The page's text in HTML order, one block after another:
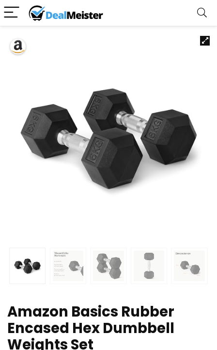
Amazon Basics Rubber
Encased Hex Dumbbell
Weights Set